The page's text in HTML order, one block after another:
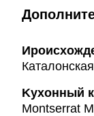
Kухонный
Montserrat